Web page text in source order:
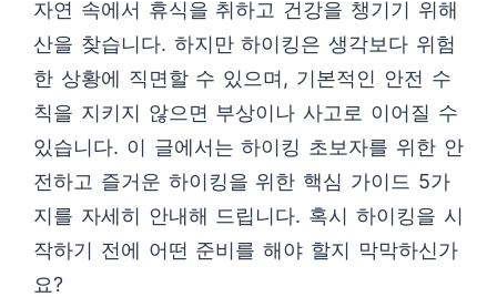
자연 속에서 휴식을 취하고 건강을 챙기기 위해
산을 찾습니다. 하지만 하이킹은 생각보다 위험
한 상황에 직면할 수 있으며, 기본적인 안전 수
칙을 지키지 않으면 부상이나 사고로 이어질 수
있습니다. 이 글에서는 하이킹 초보자를 위한 안
전하고 즐거운 하이킹을 위한 핵심 가이드 5가
지를 자세히 안내해 드립니다. 혹시 하이킹을 시
작하기 전에 어떤 준비를 해야 할지 막막하신가
요?